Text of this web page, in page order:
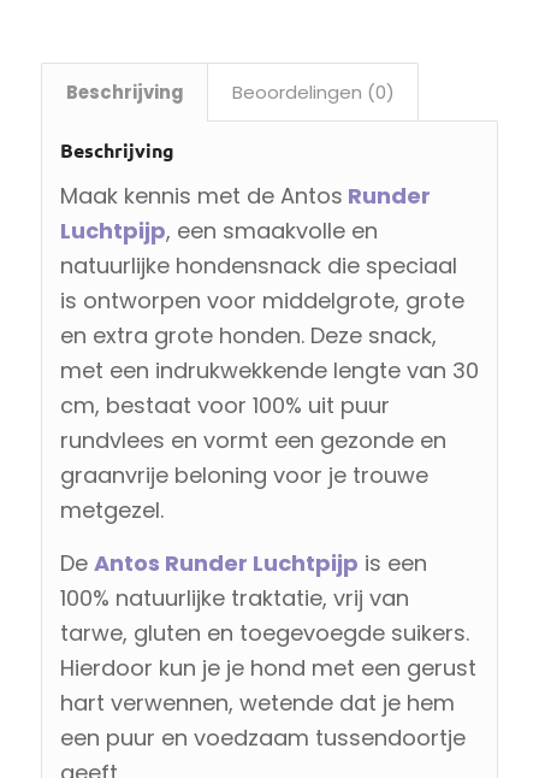
Beschrijving Beoordelingen (0)
Beschrijving
Maak kennis met de Antos Runder
Luchtpijp, een smaakvolle en
natuurlijke hondensnack die speciaal
is ontworpen voor middelgrote, grote
en extra grote honden. Deze snack,
met een indrukwekkende lengte van 30
cm, bestaat voor 100% uit puur
rundvlees en vormt een gezonde en
graanvrije beloning voor je trouwe
metgezel.
De Antos Runder Luchtpijp is een
100% natuurlijke traktatie, vrij van
tarwe, gluten en toegevoegde suikers.
Hierdoor kun je je hond met een gerust
hart verwennen, wetende dat je hem
een puur en voedzaam tussendoortje